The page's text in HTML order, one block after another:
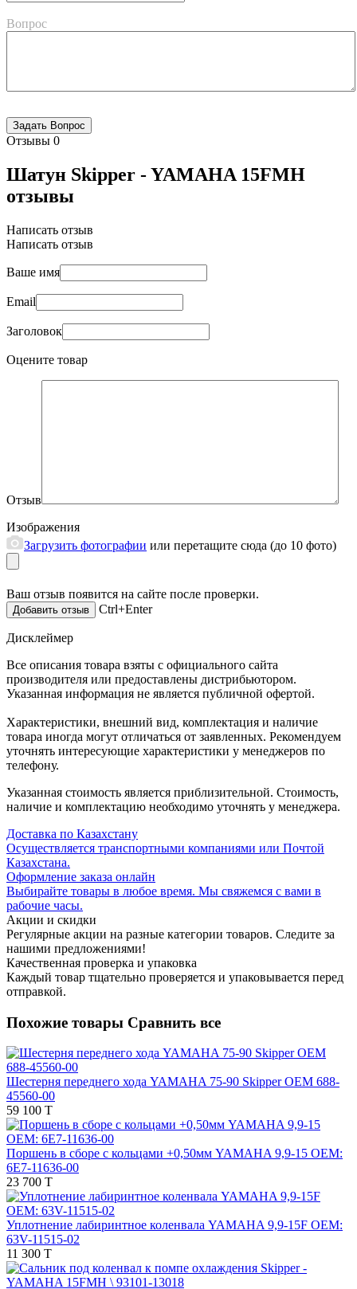
Вопрос
Отзывы 0
Шатун Skipper - YAMAHA 15FMH
отзывы
Написать отзыв
Написать отзыв
Ваше имя
Email
Заголовок
Оцените товар
Отзыв
Изображения
Загрузить фотографии или перетащите сюда (до 10 фото)
Ваш отзыв появится на сайте после проверки.
Ctrl+Enter
Дисклеймер
Все описания товара взяты с официального сайта
производителя или предоставлены дистрибьютором.
Указанная информация не является публичной офертой.
Характеристики, внешний вид, комплектация и наличие
товара иногда могут отличаться от заявленных. Рекомендуем
уточнять интересующие характеристики у менеджеров по
телефону.
Указанная стоимость является приблизительной. Стоимость,
наличие и комплектацию необходимо уточнять у менеджера.
Доставка по Казахстану
Осуществляется транспортными компаниями или Почтой
Казахстана.
Оформление заказа онлайн
Выбирайте товары в любое время. Мы свяжемся с вами в
рабочие часы.
Акции и скидки
Регулярные акции на разные категории товаров. Следите за
нашими предложениями!
Качественная проверка и упаковка
Каждый товар тщательно проверяется и упаковывается перед
отправкой.
Похожие товары Сравнить все
Шестерня переднего хода YAMAHA 75-90 Skipper OEM 688-
45560-00
59 100 T
Поршень в сборе с кольцами +0,50мм YAMAHA 9,9-15 OEM:
6E7-11636-00
23 700 T
Уплотнение лабиринтное коленвала YAMAHA 9,9-15F OEM:
63V-11515-02
11 300 T